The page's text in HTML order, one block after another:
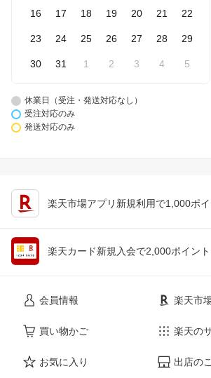
16 17 18 19 20 21 22
23 24 25 26 27 28 29
30 31 1 2 3 4 5
休業日（受注・発送対応なし）
受注対応のみ
発送対応のみ
楽天市場アプリ新規利用で1,000ポイ
楽天カード新規入会で2,000ポイント
会員情報
買い物かご
お気に入り
楽天市
楽天の
出店の